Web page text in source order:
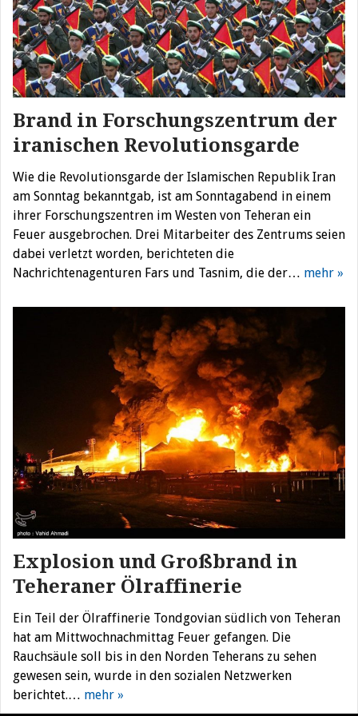
Brand in Forschungszentrum der
iranischen Revolutionsgarde
Wie die Revolutionsgarde der Islamischen Republik Iran
am Sonntag bekanntgab, ist am Sonntagabend in einem
ihrer Forschungszentren im Westen von Teheran ein
Feuer ausgebrochen. Drei Mitarbeiter des Zentrums seien
dabei verletzt worden, berichteten die
Nachrichtenagenturen Fars und Tasnim, die der… mehr »
Explosion und Großbrand in
Teheraner Ölraffinerie
Ein Teil der Ölraffinerie Tondgovian südlich von Teheran
hat am Mittwochnachmittag Feuer gefangen. Die
Rauchsäule soll bis in den Norden Teherans zu sehen
gewesen sein, wurde in den sozialen Netzwerken
berichtet.… mehr »